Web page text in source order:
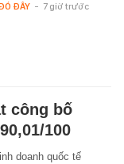
ĐÂY - 7 giờ trước
công bố
100
doanh quốc tế